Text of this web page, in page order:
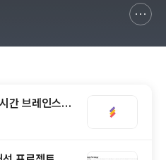
간 브레인스토